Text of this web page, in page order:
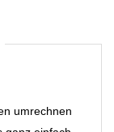
umrechnen